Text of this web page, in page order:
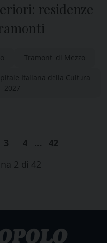
residenze
Tramonti di Mezzo
Italiana della Cultura
2027
3 4 …
42
2 di 42